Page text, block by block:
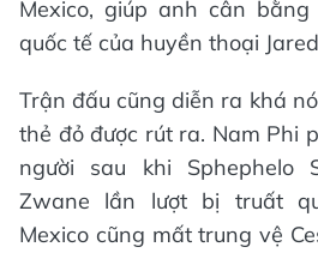
Mexico, giúp anh cân
quốc tế của huyền thoại
Trận đấu cũng diễn ra khá
thẻ đỏ được rút ra. Nam Phi
người sau khi Sphephelo
Zwane lần lượt bị truất
Mexico cũng mất trung vệ